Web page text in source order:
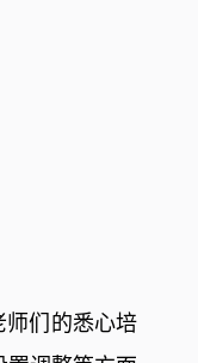
师们的悉心培